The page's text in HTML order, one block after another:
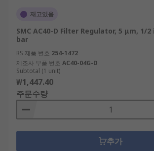
재고있음
SMC AC40-D Filter Regulator, 5 μm, 1/
bar
RS 제품 번호 254-1472
제조사 부품 번호 AC40-04G-D
Subtotal (1 unit)
₩1,447.40
주문수량
추가